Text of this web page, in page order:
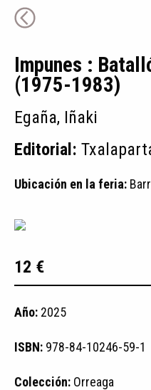
Impunes :
(1975-1983)
Egaña, Iñaki
Editorial:
Ubicación en la feria:
12 €
Año: 2025
ISBN: 978-84-10246-59-1
Colección: Orreaga